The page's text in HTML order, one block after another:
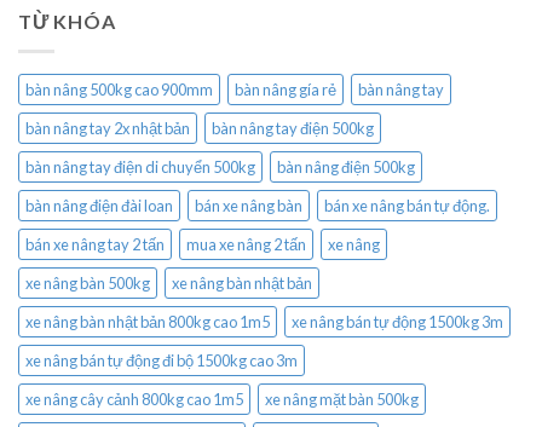
TỪ KHÓA
bàn nâng 500kg cao 900mm bàn nâng gía rẻ
bàn nâng tay
bàn nâng tay 2x nhật bản
bàn nâng tay điện 500kg
bàn nâng tay điện di chuyển 500kg
bàn nâng điện 500kg
bàn nâng điện đài loan
bán xe nâng bàn
bán xe nâng bán tự động.
bán xe nâng tay 2 tấn
mua xe nâng 2 tấn
xe nâng
xe nâng bàn 500kg
xe nâng bàn nhật bản
xe nâng bàn nhật bản 800kg cao 1m5
xe nâng bán tự động 1500kg 3m
xe nâng bán tự động đi bộ 1500kg cao 3m
xe nâng cây cảnh 800kg cao 1m5
xe nâng mặt bàn 500kg